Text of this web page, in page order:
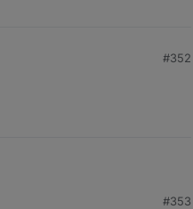
#352
#353